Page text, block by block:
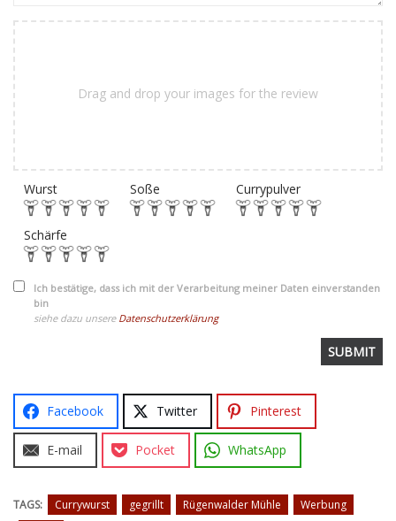
Drag and drop your images for the review
Wurst Soße Currypulver
Schärfe
Ich bestätige, dass ich mit der Verarbeitung meiner Daten einverstanden
bin
siehe dazu unsere Datenschutzerklärung
Facebook Twitter Pinterest
E-mail Pocket WhatsApp
TAGS: Currywurst gegrillt Rügenwalder Mühle Werbung